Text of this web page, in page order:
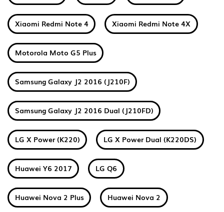
Xiaomi Redmi Note 4 Xiaomi Redmi Note 4X
Motorola Moto G5 Plus
Samsung Galaxy J2 2016 (J210F)
Samsung Galaxy J2 2016 Dual (J210FD)
LG X Power (K220) LG X Power Dual (K220DS)
Huawei Y6 2017 LG Q6
Huawei Nova 2 Plus Huawei Nova 2